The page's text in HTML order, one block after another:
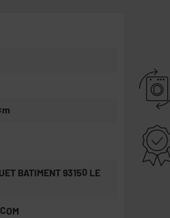
BATIMENT 93150 LE